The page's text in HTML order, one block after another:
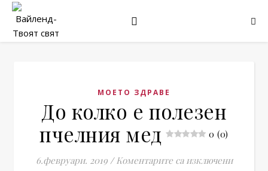
МОЕТО ЗДРАВЕ
До колко е полезен
пчелния мед
0 (0)
6.февруари. 2019 / Коментарите са изключениза До